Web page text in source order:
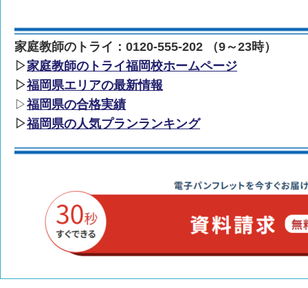
家庭教師のトライ：0120-555-202 （9～23時）
▷家庭教師のトライ福岡校ホームページ
▷福岡県エリアの最新情報
▷福岡県の合格実績
▷福岡県の人気プランランキング